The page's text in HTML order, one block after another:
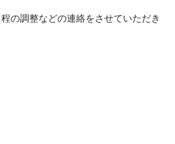
の調整などの連絡をさせていただき